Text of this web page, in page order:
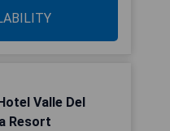
Valle Del
Resort